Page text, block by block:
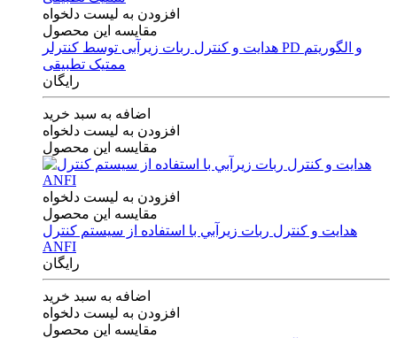
افزودن به لیست دلخواه
مقایسه این محصول
هدایت و کنترل ربات زیرآبی توسط کنترلر PD و الگوریتم
ممتیک تطبیقی
رایگان
اضافه به سبد خرید
افزودن به لیست دلخواه
مقایسه این محصول
افزودن به لیست دلخواه
مقایسه این محصول
هدايت و كنترل ربات زيرآبي با استفاده از سيستم كنترل
ANFI
رایگان
اضافه به سبد خرید
افزودن به لیست دلخواه
مقایسه این محصول